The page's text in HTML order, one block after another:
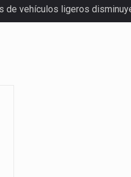
de vehículos ligeros
(CPA) solicitó al
las inspecciones sanitarias
a empresas IMMEX rara
concentra más de la mitad